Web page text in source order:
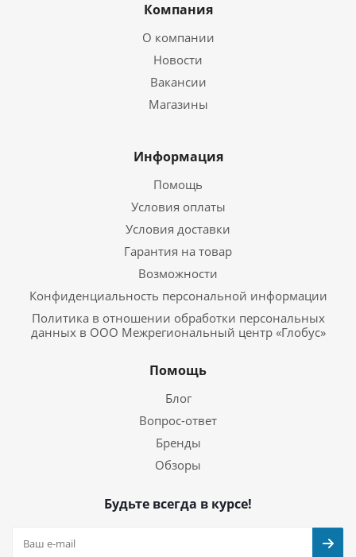
Компания
О компании
Новости
Вакансии
Магазины
Информация
Помощь
Условия оплаты
Условия доставки
Гарантия на товар
Возможности
Конфиденциальность персональной информации
Политика в отношении обработки персональных
данных в ООО Межрегиональный центр «Глобус»
Помощь
Блог
Вопрос-ответ
Бренды
Обзоры
Будьте всегда в курсе!